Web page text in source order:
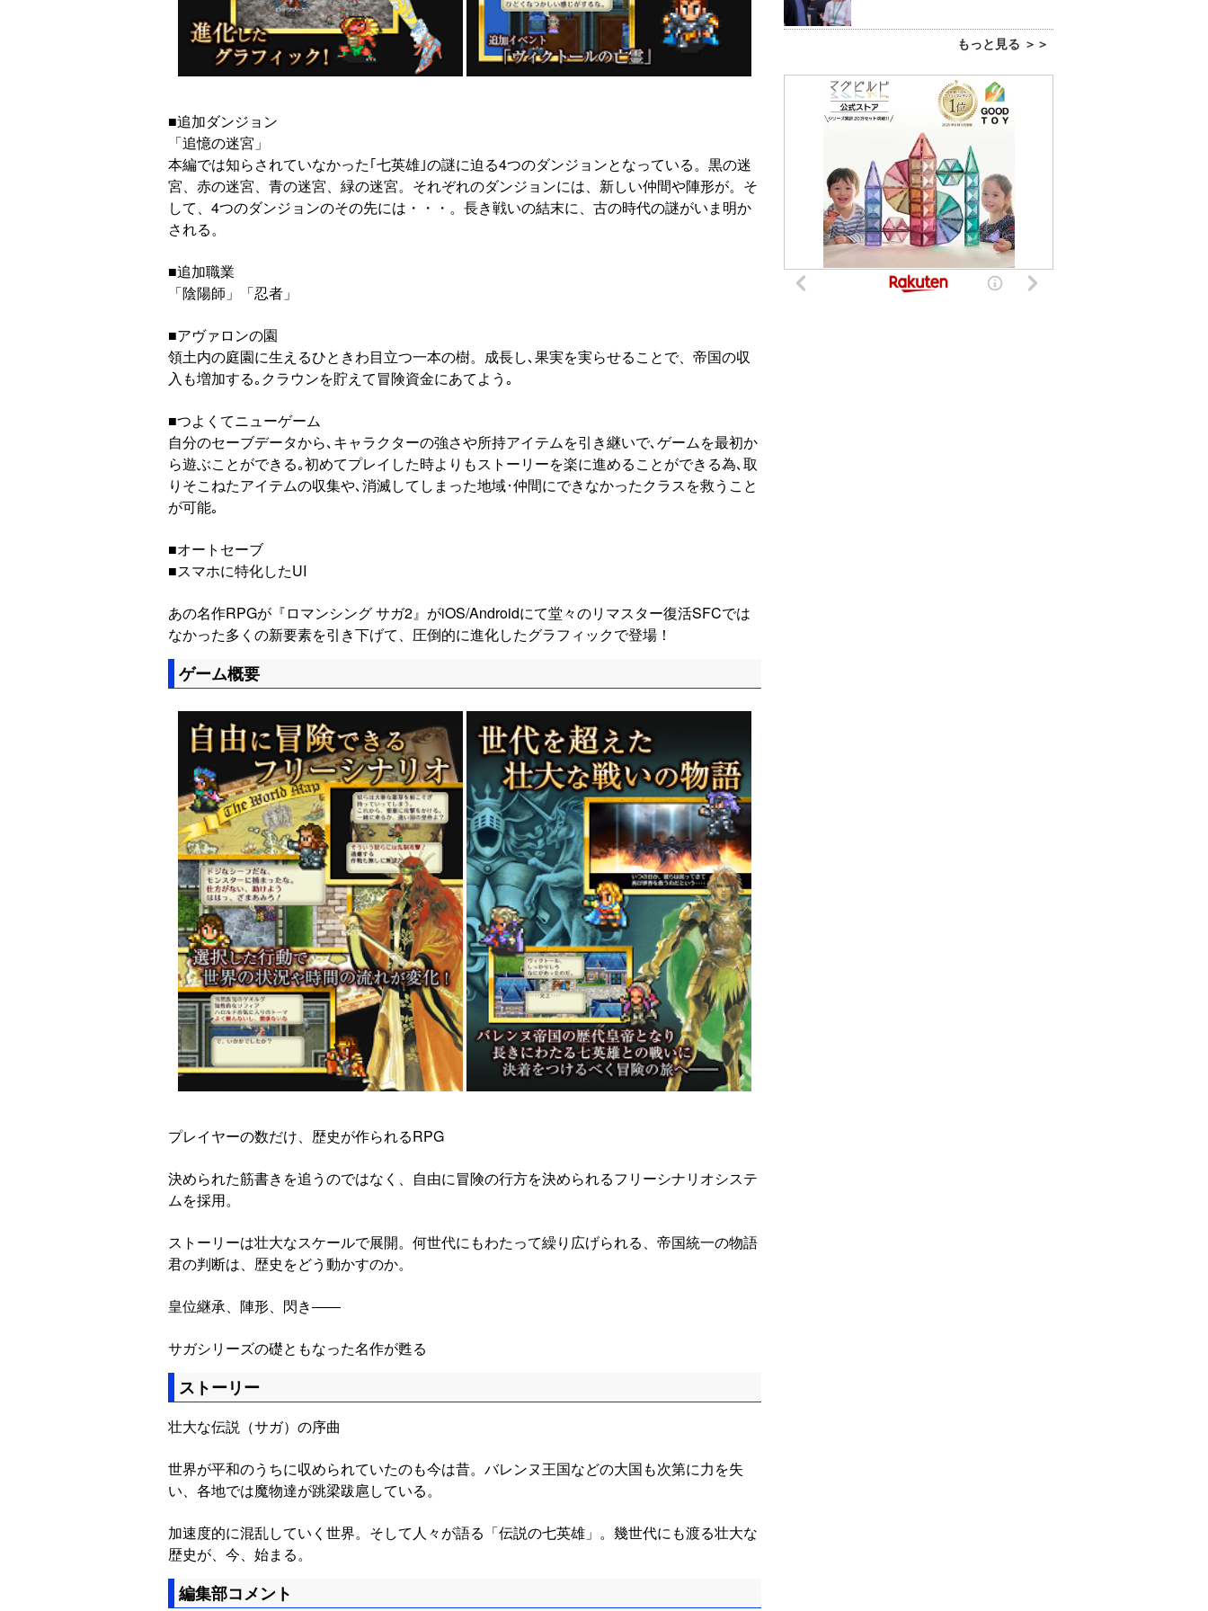
■追加ダンジョン
「追憶の迷宮」
本編では知らされていなかった｢七英雄｣の謎に迫る4つのダンジョンとなっている。黒の迷
宮、赤の迷宮、青の迷宮、緑の迷宮。それぞれのダンジョンには、新しい仲間や陣形が。そ
して、4つのダンジョンのその先には・・・。長き戦いの結末に、古の時代の謎がいま明か
される。
■追加職業
「陰陽師」「忍者」
■アヴァロンの園
領土内の庭園に生えるひときわ目立つ一本の樹。成長し､果実を実らせることで、帝国の収
入も増加する｡クラウンを貯えて冒険資金にあてよう｡
■つよくてニューゲーム
自分のセーブデータから､キャラクターの強さや所持アイテムを引き継いで､ゲームを最初か
ら遊ぶことができる｡初めてプレイした時よりもストーリーを楽に進めることができる為､取
りそこねたアイテムの収集や､消滅してしまった地域･仲間にできなかったクラスを救うこと
が可能｡
■オートセーブ
■スマホに特化したUI
あの名作RPGが『ロマンシング サガ2』がiOS/Androidにて堂々のリマスター復活SFCでは
なかった多くの新要素を引き下げて、圧倒的に進化したグラフィックで登場！
ゲーム概要
プレイヤーの数だけ、歴史が作られるRPG
決められた筋書きを追うのではなく、自由に冒険の行方を決められるフリーシナリオシステ
ムを採用。
ストーリーは壮大なスケールで展開。何世代にもわたって繰り広げられる、帝国統一の物語
君の判断は、歴史をどう動かすのか。
皇位継承、陣形、閃き――
サガシリーズの礎ともなった名作が甦る
ストーリー
壮大な伝説（サガ）の序曲
世界が平和のうちに収められていたのも今は昔。バレンヌ王国などの大国も次第に力を失
い、各地では魔物達が跳梁跋扈している。
加速度的に混乱していく世界。そして人々が語る「伝説の七英雄」。幾世代にも渡る壮大な
歴史が、今、始まる。
編集部コメント
もっと見る ＞＞